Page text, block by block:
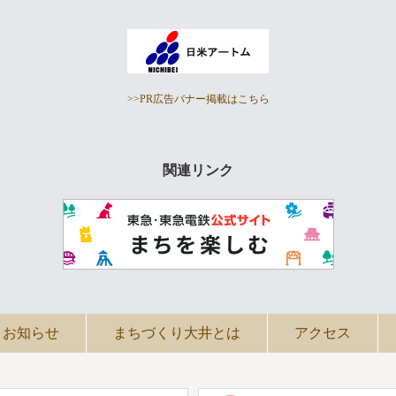
>>PR広告バナー掲載はこちら
関連リンク
お知らせ まちづくり大井とは アクセス